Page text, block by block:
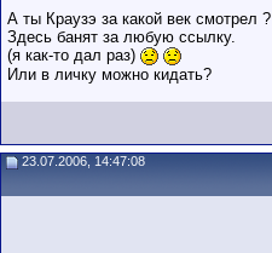
А ты Краузэ за какой век смотрел ?
Здесь банят за любую ссылку.
(я как-то дал раз)
Или в личку можно кидать?
23.07.2006, 14:47:08